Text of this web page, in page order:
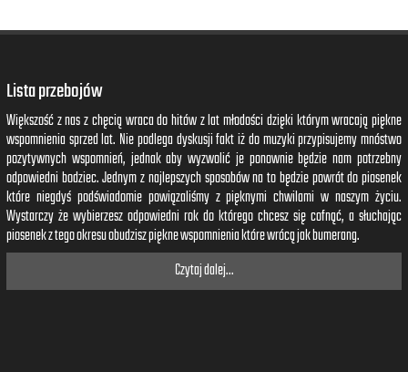
Lista przebojów
Większość z nas z chęcią wraca do hitów z lat młodości dzięki którym wracają piękne
wspomnienia sprzed lat. Nie podlega dyskusji fakt iż do muzyki przypisujemy mnóstwo
pozytywnych wspomnień, jednak aby wyzwolić je ponownie będzie nam potrzebny
odpowiedni bodziec. Jednym z najlepszych sposobów na to będzie powrót do piosenek
które niegdyś podświadomie powiązaliśmy z pięknymi chwilami w naszym życiu.
Wystarczy że wybierzesz odpowiedni rok do którego chcesz się cofnąć, a słuchając
piosenek z tego okresu obudzisz piękne wspomnienia które wrócą jak bumerang.
Czytaj dalej...